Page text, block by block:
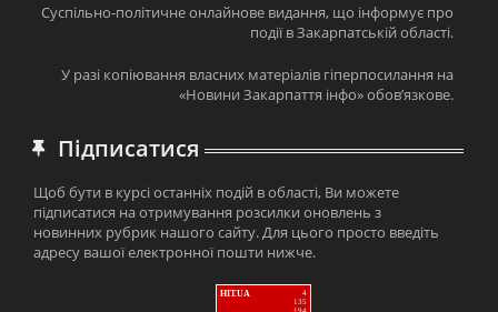
Суспільно-політичне онлайнове видання, що інформує про
події в Закарпатській області.
У разі копіювання власних матеріалів гіперпосилання на
«Новини Закарпаття інфо» обов’язкове.
Підписатися
Щоб бути в курсі останніх подій в області, Ви можете
підписатися на отримування розсилки оновлень з
новинних рубрик нашого сайту. Для цього просто введіть
адресу вашої електронної пошти нижче.
HIT.UA
4
135